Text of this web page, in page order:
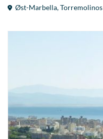
Øst-Marbella,Torremolinos